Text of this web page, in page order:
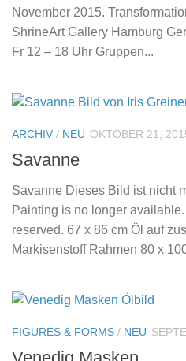
November 2015.
ShrineArt Gallery Hamburg
Fr 12 – 18 Uhr Gruppen...
ARCHIV / NEU OKTOBER 21,
Savanne
Savanne Dieses Bild ist nicht
Painting is no longer
reserved. 67 x 86 cm Öl auf
Markisenstoff Rahmen 80 x
FIGURES & FORMS / NEU